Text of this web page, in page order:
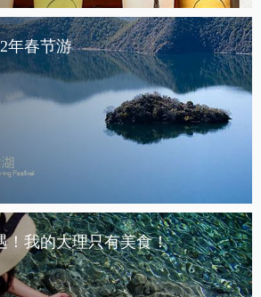
年春节游
！我的大理只有美食！